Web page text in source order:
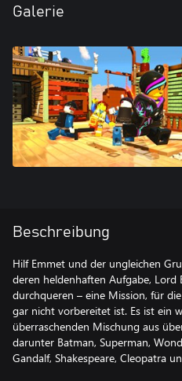
Galerie
Beschreibung
Hilf Emmet und der ungleichen
deren heldenhaften Aufgabe, Lord
durchqueren – eine Mission, für
gar nicht vorbereitet ist. Es ist ein
überraschenden Mischung aus
darunter Batman, Superman,
Gandalf, Shakespeare, Cleopatra